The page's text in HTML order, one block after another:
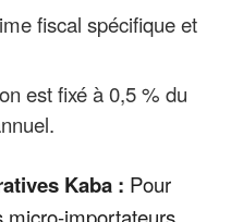
fiscal spécifique et
est fixé à 0,5 % du
Kaba : Pour
micro-importateurs